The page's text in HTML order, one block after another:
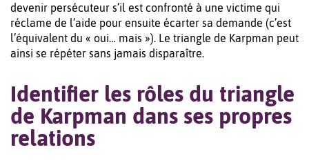
devenir persécuteur s’il est confronté à une victime qui
réclame de l’aide pour ensuite écarter sa demande (c’est
l’équivalent du « oui… mais »). Le triangle de Karpman peut
ainsi se répéter sans jamais disparaître.
Identifier les rôles du triangle
de Karpman dans ses propres
relations